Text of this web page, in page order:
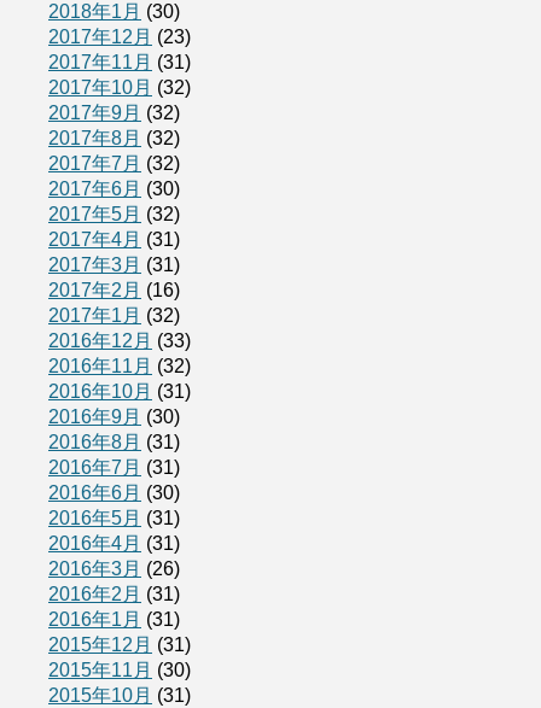
2018年1月 (30)
2017年12月 (23)
2017年11月 (31)
2017年10月 (32)
2017年9月 (32)
2017年8月 (32)
2017年7月 (32)
2017年6月 (30)
2017年5月 (32)
2017年4月 (31)
2017年3月 (31)
2017年2月 (16)
2017年1月 (32)
2016年12月 (33)
2016年11月 (32)
2016年10月 (31)
2016年9月 (30)
2016年8月 (31)
2016年7月 (31)
2016年6月 (30)
2016年5月 (31)
2016年4月 (31)
2016年3月 (26)
2016年2月 (31)
2016年1月 (31)
2015年12月 (31)
2015年11月 (30)
2015年10月 (31)